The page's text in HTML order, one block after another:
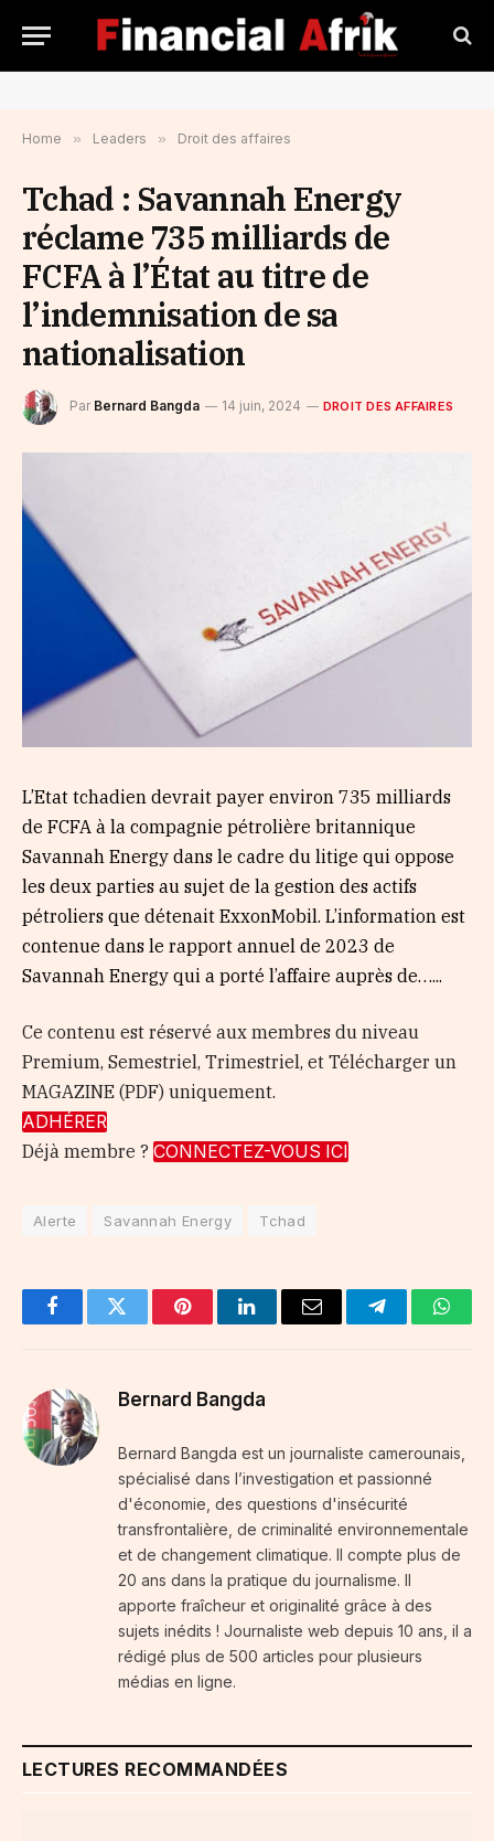
Home » Leaders » Droit des affaires
Tchad : Savannah Energy
réclame 735 milliards de
FCFA à l’État au titre de
l’indemnisation de sa
nationalisation
Par Bernard Bangda 14 juin, 2024 DROIT DES AFFAIRES
L’Etat tchadien devrait payer environ 735 milliards
de FCFA à la compagnie pétrolière britannique
Savannah Energy dans le cadre du litige qui oppose
les deux parties au sujet de la gestion des actifs
pétroliers que détenait ExxonMobil. L’information est
contenue dans le rapport annuel de 2023 de
Savannah Energy qui a porté l’affaire auprès de…...
Ce contenu est réservé aux membres du niveau
Premium, Semestriel, Trimestriel, et Télécharger un
MAGAZINE (PDF) uniquement.
ADHÉRER
Déjà membre ? CONNECTEZ-VOUS ICI
Alerte Savannah Energy Tchad
FacebookTwitter PinterestLinkedInEmail Telegram
Bernard Bangda
Bernard Bangda est un journaliste camerounais,
spécialisé dans l’investigation et passionné
d'économie, des questions d'insécurité
transfrontalière, de criminalité environnementale
et de changement climatique. Il compte plus de
20 ans dans la pratique du journalisme. Il
apporte fraîcheur et originalité grâce à des
sujets inédits ! Journaliste web depuis 10 ans, il a
rédigé plus de 500 articles pour plusieurs
médias en ligne.
LECTURES RECOMMANDÉES